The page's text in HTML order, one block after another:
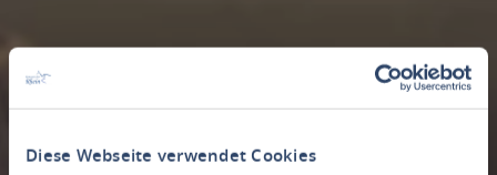
Diese Webseite verwendet Cookies